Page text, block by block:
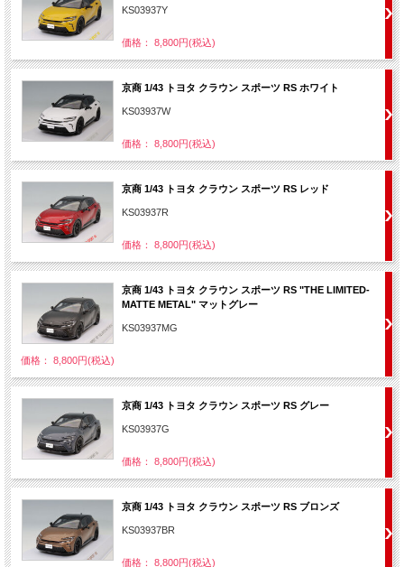
KS03937Y
価格： 8,800円(税込)
京商 1/43 トヨタ クラウン スポーツ RS ホワイト
KS03937W
価格： 8,800円(税込)
京商 1/43 トヨタ クラウン スポーツ RS レッド
KS03937R
価格： 8,800円(税込)
京商 1/43 トヨタ クラウン スポーツ RS "THE LIMITED-
MATTE METAL" マットグレー
KS03937MG
価格： 8,800円(税込)
京商 1/43 トヨタ クラウン スポーツ RS グレー
KS03937G
価格： 8,800円(税込)
京商 1/43 トヨタ クラウン スポーツ RS ブロンズ
KS03937BR
価格： 8,800円(税込)